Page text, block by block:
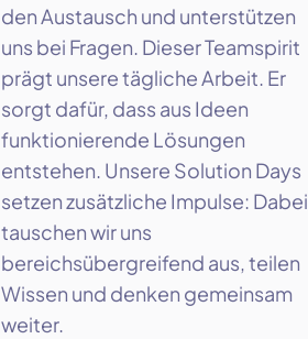
den Austausch und unterstützen
uns bei Fragen. Dieser Teamspirit
prägt unsere tägliche Arbeit. Er
sorgt dafür, dass aus Ideen
funktionierende Lösungen
entstehen. Unsere Solution Days
setzen zusätzliche Impulse: Dabei
tauschen wir uns
bereichsübergreifend aus, teilen
Wissen und denken gemeinsam
weiter.